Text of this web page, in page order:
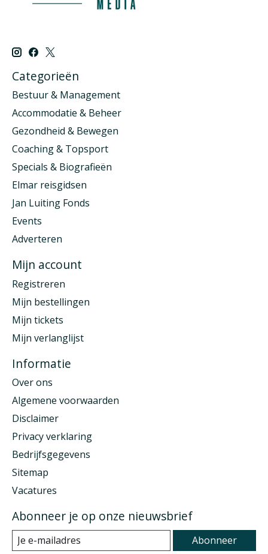
Categorieën
Bestuur & Management
Accommodatie & Beheer
Gezondheid & Bewegen
Coaching & Topsport
Specials & Biografieën
Elmar reisgidsen
Jan Luiting Fonds
Events
Adverteren
Mijn account
Registreren
Mijn bestellingen
Mijn tickets
Mijn verlanglijst
Informatie
Over ons
Algemene voorwaarden
Disclaimer
Privacy verklaring
Bedrijfsgegevens
Sitemap
Vacatures
Abonneer je op onze nieuwsbrief
Abonneer